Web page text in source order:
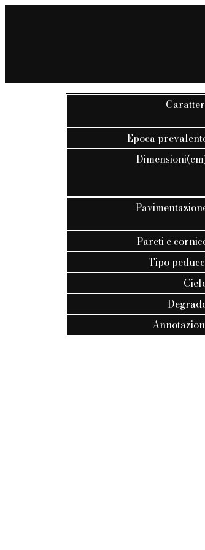
Epoca
Pareti e
Tipo